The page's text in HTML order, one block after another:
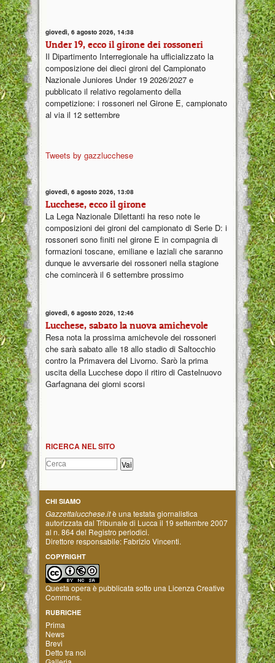
giovedì, 6 agosto 2026, 14:38
Under 19, ecco il girone dei rossoneri
Il Dipartimento Interregionale ha ufficializzato la
composizione dei dieci gironi del Campionato
Nazionale Juniores Under 19 2026/2027 e
pubblicato il relativo regolamento della
competizione: i rossoneri nel Girone E, campionato
al via il 12 settembre
Tweets by gazzlucchese
giovedì, 6 agosto 2026, 13:08
Lucchese, ecco il girone
La Lega Nazionale Dilettanti ha reso note le
composizioni dei gironi del campionato di Serie D: i
rossoneri sono finiti nel girone E in compagnia di
formazioni toscane, emiliane e laziali che saranno
dunque le avversarie dei rossoneri nella stagione
che comincerà il 6 settembre prossimo
giovedì, 6 agosto 2026, 12:46
Lucchese, sabato la nuova amichevole
Resa nota la prossima amichevole dei rossoneri
che sarà sabato alle 18 allo stadio di Saltocchio
contro la Primavera del Livorno. Sarò la prima
uscita della Lucchese dopo il ritiro di Castelnuovo
Garfagnana dei giorni scorsi
RICERCA NEL SITO
CHI SIAMO
Gazzettalucchese.itè una testata giornalistica
autorizzata dal Tribunale di Lucca il 19 settembre 2007
al n. 864 del Registro periodici.
Direttore responsabile: Fabrizio Vincenti.
COPYRIGHT
Questa opera è pubblicata sotto una Licenza Creative
Commons.
RUBRICHE
Prima
News
Brevi
Detto tra noi